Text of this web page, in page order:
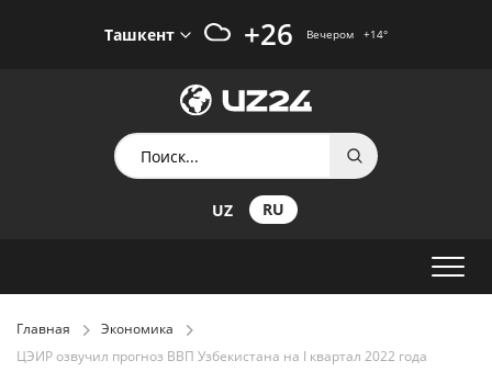
Ташкент +26 Вечером +14°
UZ RU
Главная
Экономика
ЦЭИР озвучил прогноз ВВП Узбекистана на I квартал 2022 года